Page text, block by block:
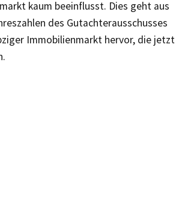
kaum beeinflusst. Dies geht aus
des Gutachterausschusses
Immobilienmarkt hervor, die jetzt